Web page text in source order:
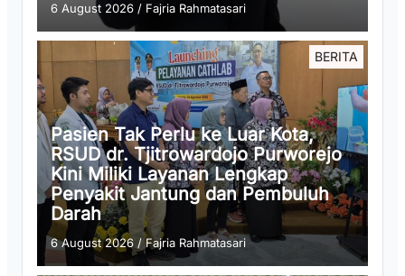
6 August 2026 / Fajria Rahmatasari
BERITA
Pasien Tak Perlu ke Luar Kota,
RSUD dr. Tjitrowardojo Purworejo
Kini Miliki Layanan Lengkap
Penyakit Jantung dan Pembuluh
Darah
6 August 2026 /Fajria Rahmatasari